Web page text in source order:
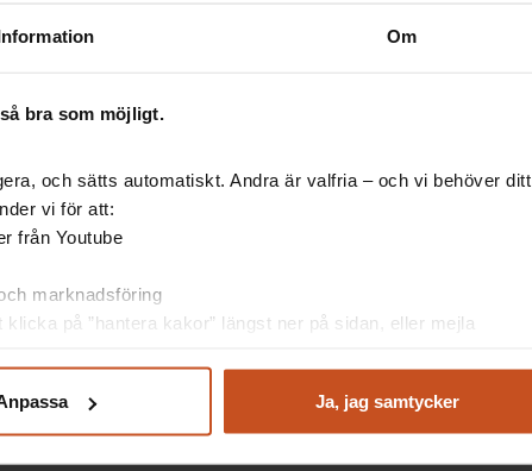
Om
bra som möjligt.
och sätts automatiskt. Andra är valfria – och vi behöver ditt
vi för att:
från Youtube
marknadsföring
på ”hantera kakor” längst ner på sidan, eller mejla
Ja, jag samtycker